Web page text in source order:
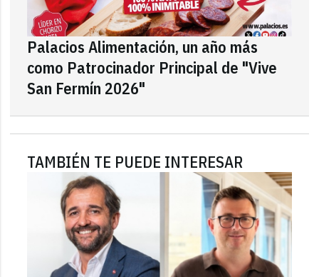
Palacios Alimentación, un año más
como Patrocinador Principal de "Vive
San Fermín 2026"
TAMBIÉN TE PUEDE INTERESAR